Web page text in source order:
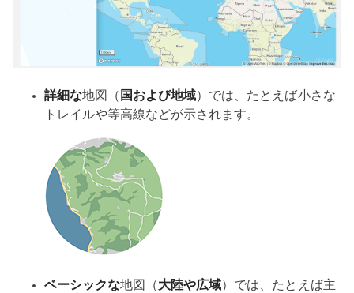
詳細な地図（ 国および地域）では、たとえば小さな
トレイルや等高線などが示されます。
ベーシックな地図（大陸や広域）では、たとえば主